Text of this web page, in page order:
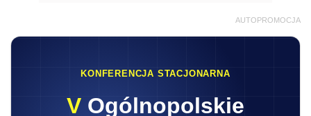
AUTOPROMOCJA
KONFERENCJA STACJONARNA
V Ogólnopolskie